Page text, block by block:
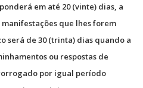
em até 20 (vinte) dias, a
que lhes forem
será de 30 (trinta) dias quando a
ou respostas de
por igual período